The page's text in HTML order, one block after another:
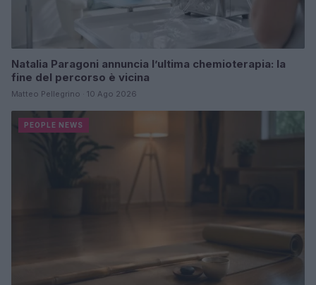
Natalia Paragoni annuncia l’ultima chemioterapia: la
fine del percorso è vicina
Matteo Pellegrino · 10 Ago 2026
PEOPLE NEWS